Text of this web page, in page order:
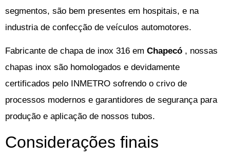
segmentos, são bem presentes em hospitais, e na
industria de confecção de veículos automotores.
Fabricante de chapa de inox 316 em Chapecó , nossas
chapas inox são homologados e devidamente
certificados pelo
INMETRO sofrendo o crivo de
processos modernos e garantidores de segurança para
produção e aplicação de nossos tubos.
Considerações finais